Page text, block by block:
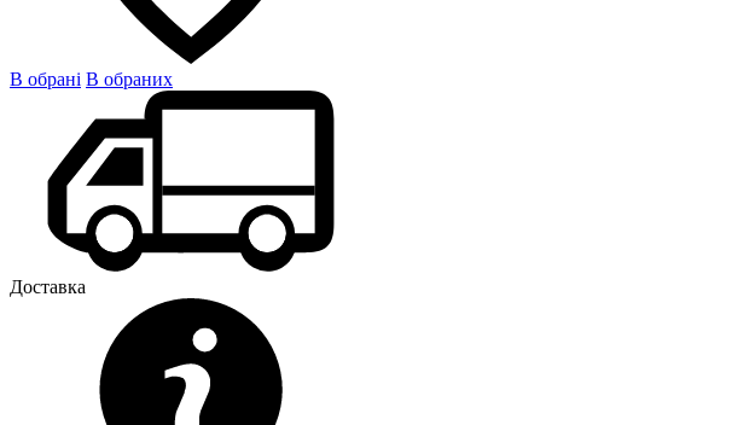
В обрані В обраних
Доставка